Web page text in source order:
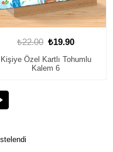
₺22.00 ₺19.90
Kişiye Özel Kartlı Tohumlu
Kalem 6